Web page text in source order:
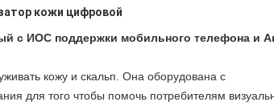
кожи цифровой
с ИОС поддержки мобильного телефона и
кожу и скальп. Она оборудована с
для того чтобы помочь потребителям